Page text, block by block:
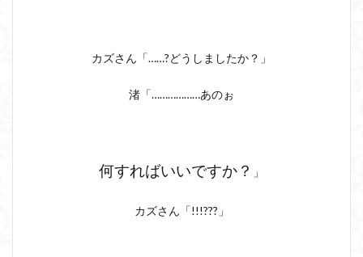
カズさん「……?どうしましたか？」
渚「………………あのぉ
何すればいいですか？ 」
カズさん「!!!???」